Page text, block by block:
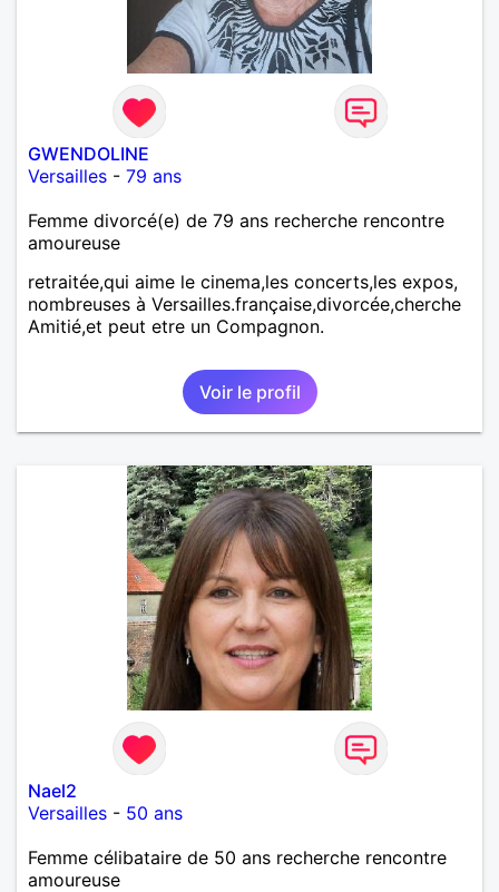
GWENDOLINE
Versailles - 79 ans
Femme divorcé(e) de 79 ans recherche rencontre
amoureuse
retraitée,qui aime le cinema,les concerts,les expos,
nombreuses à Versailles.française,divorcée,cherche
Amitié,et peut etre un Compagnon.
Voir le profil
Nael2
Versailles - 50 ans
Femme célibataire de 50 ans recherche rencontre
amoureuse